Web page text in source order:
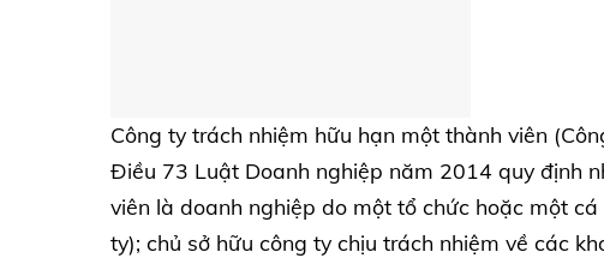
Công ty trách nhiệm hữu hạn một thành viên
Điều 73 Luật Doanh nghiệp năm 2014 quy định
viên là doanh nghiệp do một tổ chức hoặc một
ty); chủ sở hữu công ty chịu trách nhiệm về các